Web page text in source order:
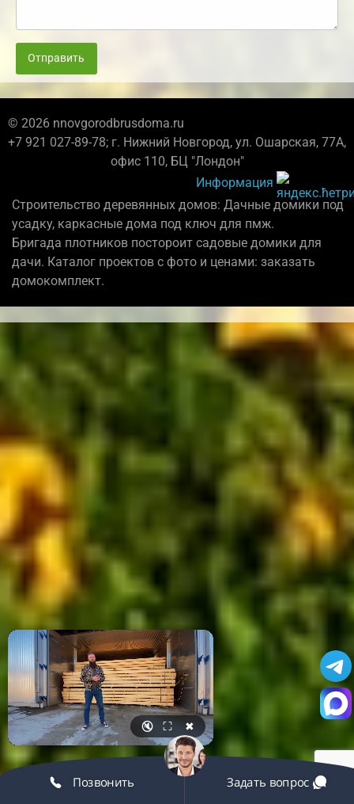
Отправить
© 2026 nnovgorodbrusdoma.ru
+7 921 027-89-78; г. Нижний Новгород, ул. Ошарская, 77А,
офис 110, БЦ "Лондон"
Информация
Строительство деревянных домов: Дачные домики под
усадку, каркасные дома под ключ для пмж.
Бригада плотников постороит садовые домики для
дачи. Каталог проектов с фото и ценами: заказать
домокомплект.
🔇 ⛶ ✖
Позвонить Задать вопрос